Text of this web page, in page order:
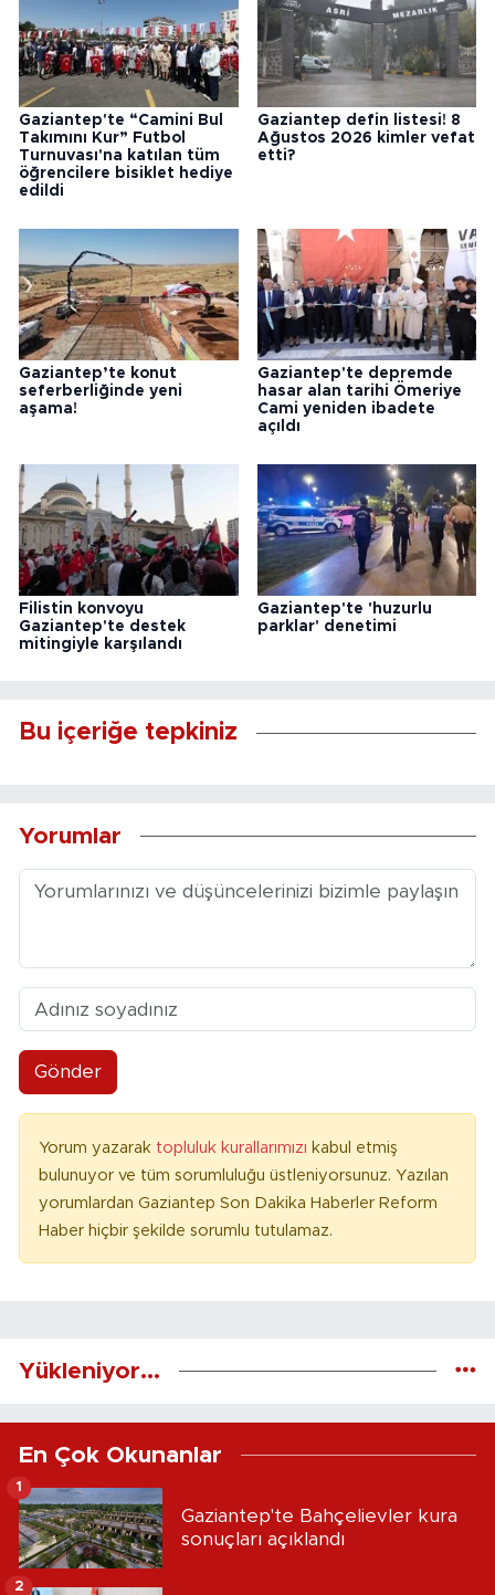
Gaziantep'te “Camini Bul
Takımını Kur” Futbol
Turnuvası'na katılan tüm
öğrencilere bisiklet hediye
edildi
Gaziantep defin listesi! 8
Ağustos 2026 kimler vefat
etti?
Gaziantep’te konut
seferberliğinde yeni
aşama!
Gaziantep'te depremde
hasar alan tarihi Ömeriye
Cami yeniden ibadete
açıldı
Filistin konvoyu
Gaziantep'te destek
mitingiyle karşılandı
Gaziantep'te 'huzurlu
parklar' denetimi
Bu içeriğe tepkiniz
Yorumlar
Gönder
Yorum yazarak topluluk kurallarımızı kabul etmiş
bulunuyor ve tüm sorumluluğu üstleniyorsunuz. Yazılan
yorumlardan Gaziantep Son Dakika Haberler Reform
Haber hiçbir şekilde sorumlu tutulamaz.
Yükleniyor...
En Çok Okunanlar
Gaziantep'te Bahçelievler kura
sonuçları açıklandı
1
2